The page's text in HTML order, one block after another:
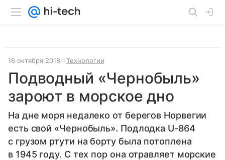
16 октября 2018 Технологии
Подводный «Чернобыль»
зароют в морское дно
На дне моря недалеко от берегов Норвегии
есть свой «Чернобыль». Подлодка U-864
с грузом ртути на борту была потоплена
в 1945 году. С тех пор она отравляет морские